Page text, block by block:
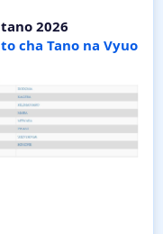
2026
cha Tano na Vyuo